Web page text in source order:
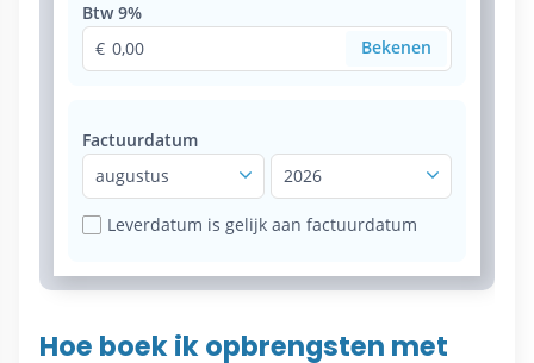
Btw 9%
0,00
Factuurdatum
augustus
2026
Leverdatum is gelijk aan factuurdatum
Hoe boek ik opbrengsten met